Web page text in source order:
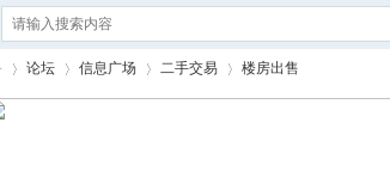
论坛 信息广场 二手交易 楼房出售